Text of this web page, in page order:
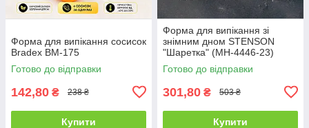
Форма для випікання сосисок
Bradex BM-175
Готово до відправки
142,80 ₴ 238 ₴
Купити
Форма для випікання зі
знімним дном STENSON
"Шаретка" (MH-4446-23)
Готово до відправки
301,80 ₴ 503 ₴
Купити